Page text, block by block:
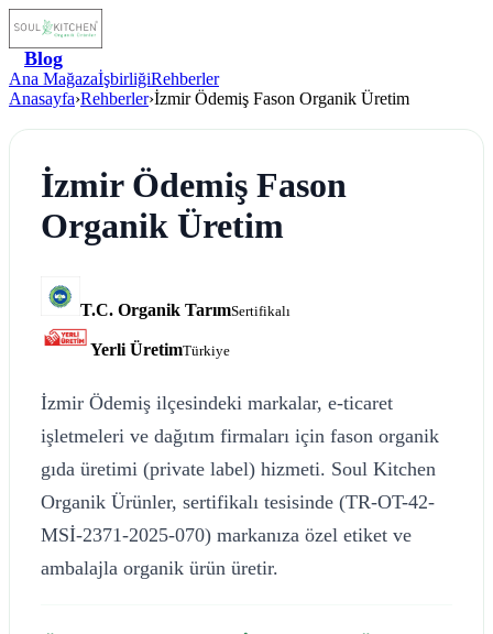
Blog
Ana MağazaİşbirliğiRehberler
Anasayfa›Rehberler›İzmir Ödemiş Fason Organik Üretim
İzmir Ödemiş Fason
Organik Üretim
T.C. Organik TarımSertifikalı
Yerli ÜretimTürkiye
İzmir Ödemiş ilçesindeki markalar, e-ticaret
işletmeleri ve dağıtım firmaları için fason organik
gıda üretimi (private label) hizmeti. Soul Kitchen
Organik Ürünler, sertifikalı tesisinde (TR-OT-42-
MSİ-2371-2025-070) markanıza özel etiket ve
ambalajla organik ürün üretir.